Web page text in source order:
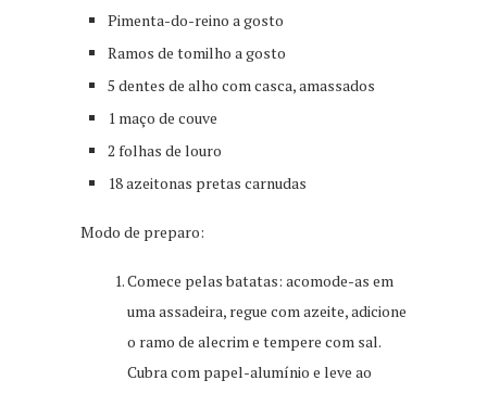
Pimenta-do-reino a gosto
Ramos de tomilho a gosto
5 dentes de alho com casca, amassados
1 maço de couve
2 folhas de louro
18 azeitonas pretas carnudas
Modo de preparo:
Comece pelas batatas: acomode-as em
uma assadeira, regue com azeite, adicione
o ramo de alecrim e tempere com sal.
Cubra com papel-alumínio e leve ao